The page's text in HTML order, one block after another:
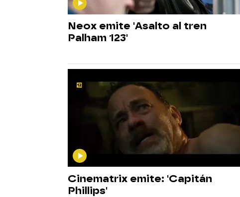
Neox emite 'Asalto al tren
Palham 123'
Cinematrix emite: 'Capitán
Phillips'